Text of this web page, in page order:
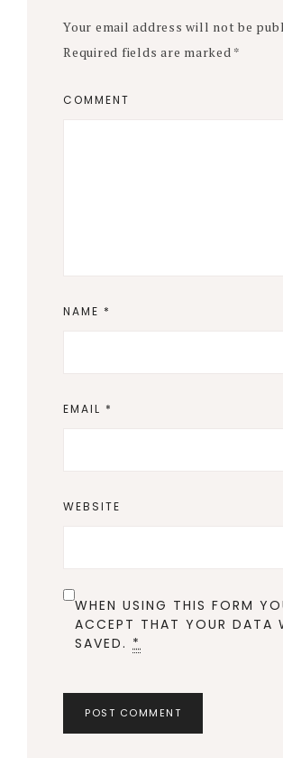
Your email address will not be
Required fields are marked *
COMMENT
NAME *
EMAIL *
WEBSITE
WHEN USING THIS FORM
ACCEPT THAT YOUR DATA
SAVED. *